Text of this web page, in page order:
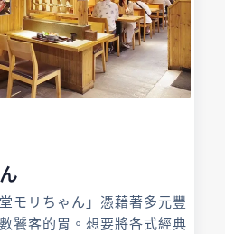
モリちゃん」憑藉著多元豐
饕客的胃。想要將各式經典